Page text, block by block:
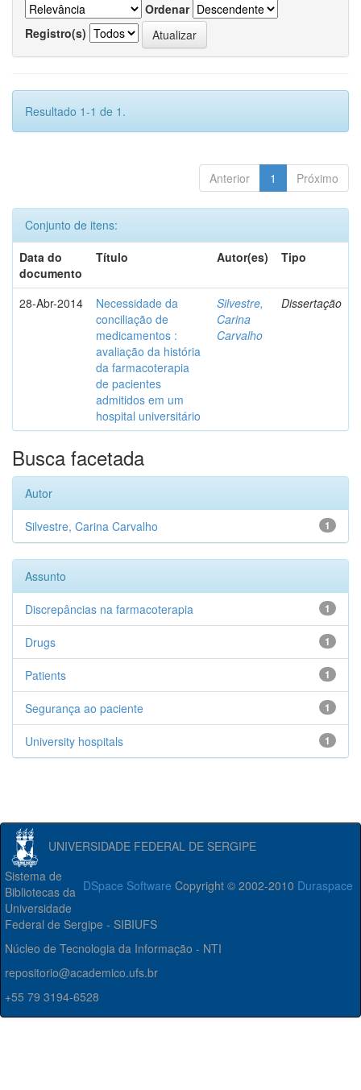
Ordenar
Registro(s)
Resultado 1-1 de 1.
Anterior 1 Próximo
Conjunto de itens:
Data do
documento
Título Autor(es) Tipo
28-Abr-2014
Necessidade da
conciliação de
medicamentos :
avaliação da história
da farmacoterapia
de pacientes
admitidos em um
hospital universitário
Silvestre,
Carina
Carvalho
Dissertação
Busca facetada
Autor
1
Silvestre, Carina Carvalho
Assunto
1
Discrepâncias na farmacoterapia
1
Drugs
1
Patients
1
Segurança ao paciente
1
University hospitals
UNIVERSIDADE FEDERAL DE SERGIPE
DSpace Software Copyright © 2002-2010 Duraspace
Sistema de
Bibliotecas da
Universidade
Federal de Sergipe - SIBIUFS
Núcleo de Tecnologia da Informação - NTI
repositorio@academico.ufs.br
+55 79 3194-6528